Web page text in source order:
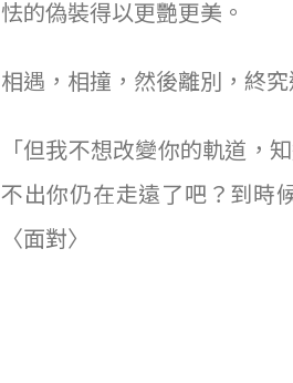
怯的偽裝得以更艷更美。
相遇，相撞，然後離別，終
「但我不想改變你的軌道，
不出你仍在走遠了吧？到
〈面對〉